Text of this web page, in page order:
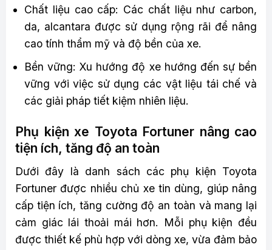
Chất liệu cao cấp: Các chất liệu như carbon,
da, alcantara được sử dụng rộng rãi để nâng
cao tính thẩm mỹ và độ bền của xe.
Bền vững: Xu hướng độ xe hướng đến sự bền
vững với việc sử dụng các vật liệu tái chế và
các giải pháp tiết kiệm nhiên liệu.
Phụ kiện xe Toyota Fortuner nâng cao
tiện ích, tăng độ an toàn
Dưới đây là danh sách các phụ kiện Toyota
Fortuner được nhiều chủ xe tin dùng, giúp nâng
cấp tiện ích, tăng cường độ an toàn và mang lại
cảm giác lái thoải mái hơn. Mỗi phụ kiện đều
được thiết kế phù hợp với dòng xe, vừa đảm bảo